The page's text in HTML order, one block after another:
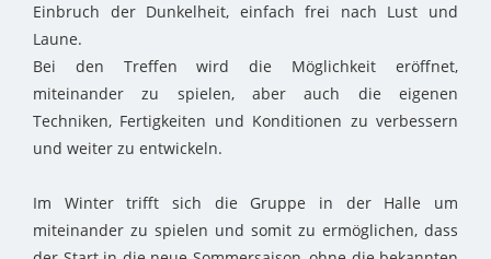
Einbruch der Dunkelheit, einfach frei nach Lust und
Laune.
Bei den Treffen wird die Möglichkeit eröffnet,
miteinander zu spielen, aber auch die eigenen
Techniken, Fertigkeiten und Konditionen zu verbessern
und weiter zu entwickeln.
Im Winter trifft sich die Gruppe in der Halle um
miteinander zu spielen und somit zu ermöglichen, dass